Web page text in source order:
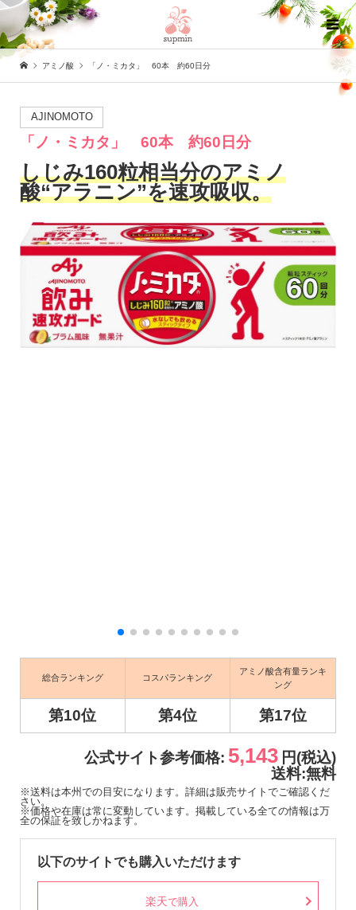
アミノ酸 「ノ・ミカタ」 60本 約60日分
AJINOMOTO
「ノ・ミカタ」 60本 約60日分
しじみ160粒相当分のアミノ
酸“アラニン”を速攻吸収。
総合ランキング コスパランキング
アミノ酸含有量ランキ
ング
第10位 第4位 第17位
公式サイト参考価格: 5,143 円(税込)
送料:無料
※送料は本州での目安になります。詳細は販売サイトでご確認くだ
さい。
※価格や在庫は常に変動しています。掲載している全ての情報は万
全の保証を致しかねます。
以下のサイトでも購入いただけます
楽天で購入